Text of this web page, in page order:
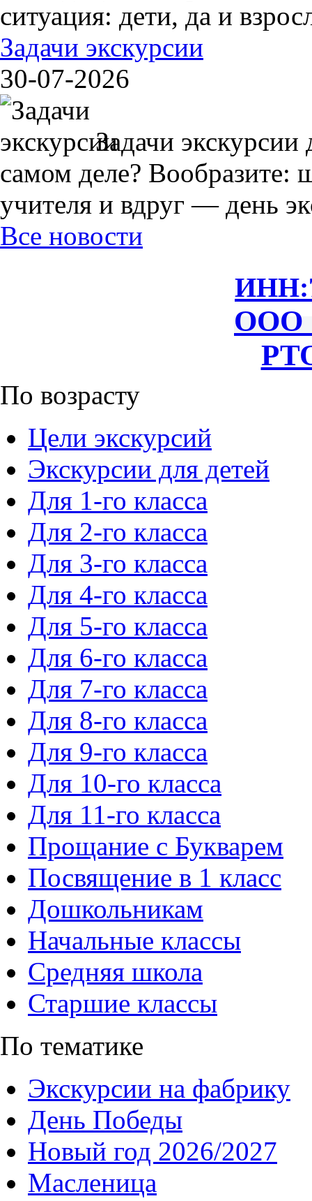
ситуация: дети, да и
Задачи экскурсии
30-07-2026
Задачи
самом деле? Вообразите:
учителя и вдруг — день
Все новости
ИНН:
ООО
По возрасту
Цели экскурсий
Экскурсии для детей
Для 1-го класса
Для 2-го класса
Для 3-го класса
Для 4-го класса
Для 5-го класса
Для 6-го класса
Для 7-го класса
Для 8-го класса
Для 9-го класса
Для 10-го класса
Для 11-го класса
Прощание с Букварем
Посвящение в 1 класс
Дошкольникам
Начальные классы
Средняя школа
Старшие классы
По тематике
Экскурсии на фабрику
День Победы
Новый год 2026/2027
Масленица